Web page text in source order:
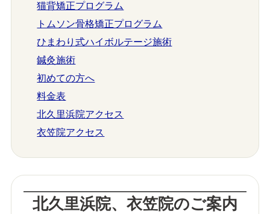
猫背矯正プログラム
トムソン骨格矯正プログラム
ひまわり式ハイボルテージ施術
鍼灸施術
初めての方へ
料金表
北久里浜院アクセス
衣笠院アクセス
北久里浜院、衣笠院のご案内